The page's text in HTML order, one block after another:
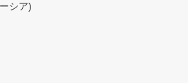
シア)